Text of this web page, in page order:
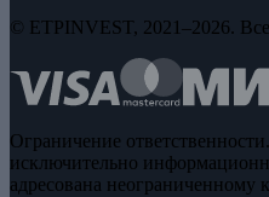
© ETPINVEST, 2021–2026.
Ограничение
исключительно
адресована неограниченному